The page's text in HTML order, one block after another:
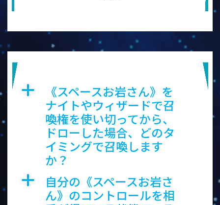
a
《スペースお岩さん》を
ナイトやウィザードで召
喚権を使い切ってから、
ドローした場合、どのタ
イミングで召喚します
か？
a
自分の《スペースお岩さ
ん》のコントロールを相